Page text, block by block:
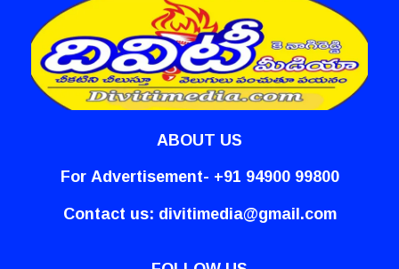
ABOUT US
For Advertisement- +91 94900 99800
Contact us: divitimedia@gmail.com